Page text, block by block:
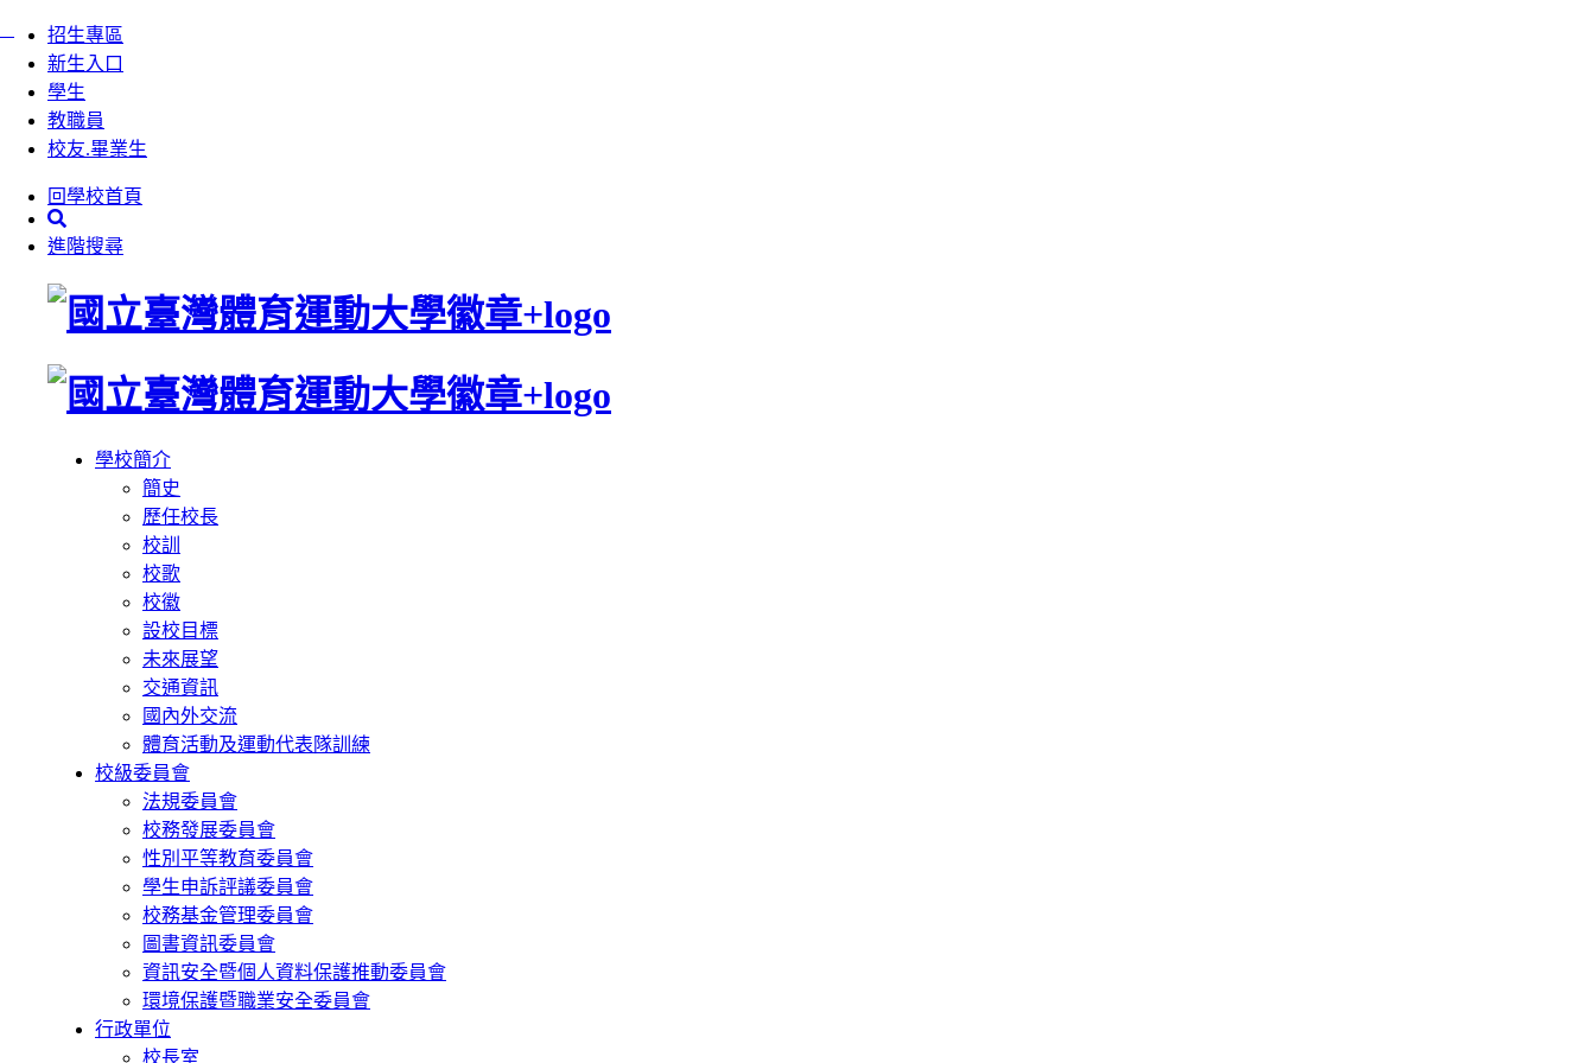
跳
招生專區
新生入口
學生
教職員
校友.畢業生
回學校首頁
進階搜尋
學校簡介
簡史
歷任校長
校訓
校歌
校徽
設校目標
未來展望
交通資訊
國內外交流
體育活動及運動代表隊訓練
校級委員會
法規委員會
校務發展委員會
性別平等教育委員會
學生申訴評議委員會
校務基金管理委員會
圖書資訊委員會
資訊安全暨個人資料保護推動委員會
環境保護暨職業安全委員會
行政單位
校長室